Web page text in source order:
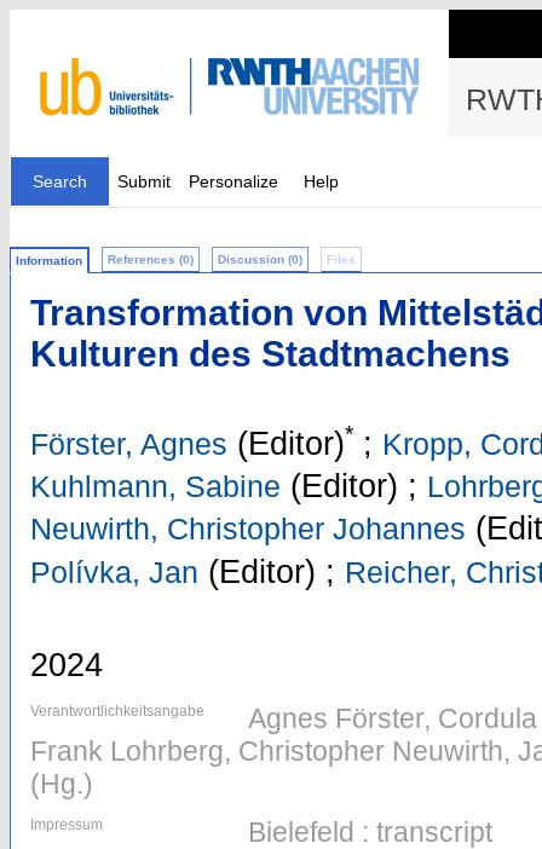
Search Submit Personalize Help
Information References (0) Discussion (0) Files
Transformation von
Kulturen des Stadtmachens
Förster, Agnes (Editor)* ; Kropp,
Kuhlmann, Sabine (Editor) ;
Neuwirth, Christopher Johannes
Polívka, Jan (Editor) ; Reicher,
2024
Verantwortlichkeitsangabe
Agnes Förster,
Frank Lohrberg, Christopher Neuwirth,
(Hg.)
Impressum Bielefeld : transcript